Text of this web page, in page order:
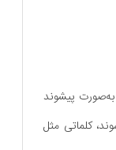
به‌صورت پیشوند
کلماتی مثل